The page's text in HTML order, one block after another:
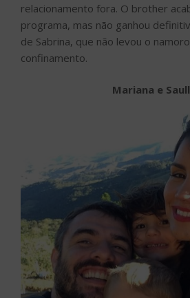
relacionamento fora. O brother
programa, mas não ganhou
de Sabrina, que não levou o
confinamento.
Mariana e